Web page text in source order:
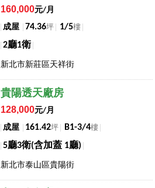
160,000元/月
成屋
74.36坪 1/5樓
2廳1衛
新北市新莊區天祥街
貴陽透天廠房
128,000元/月
成屋
161.42坪 B1-3/4樓
5廳3衛(含加蓋 1廳)
新北市泰山區貴陽街